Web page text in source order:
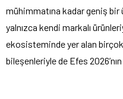
mühimmatına kadar geniş
yalnızca kendi markalı
ekosisteminde yer alan
bileşenleriyle de Efes